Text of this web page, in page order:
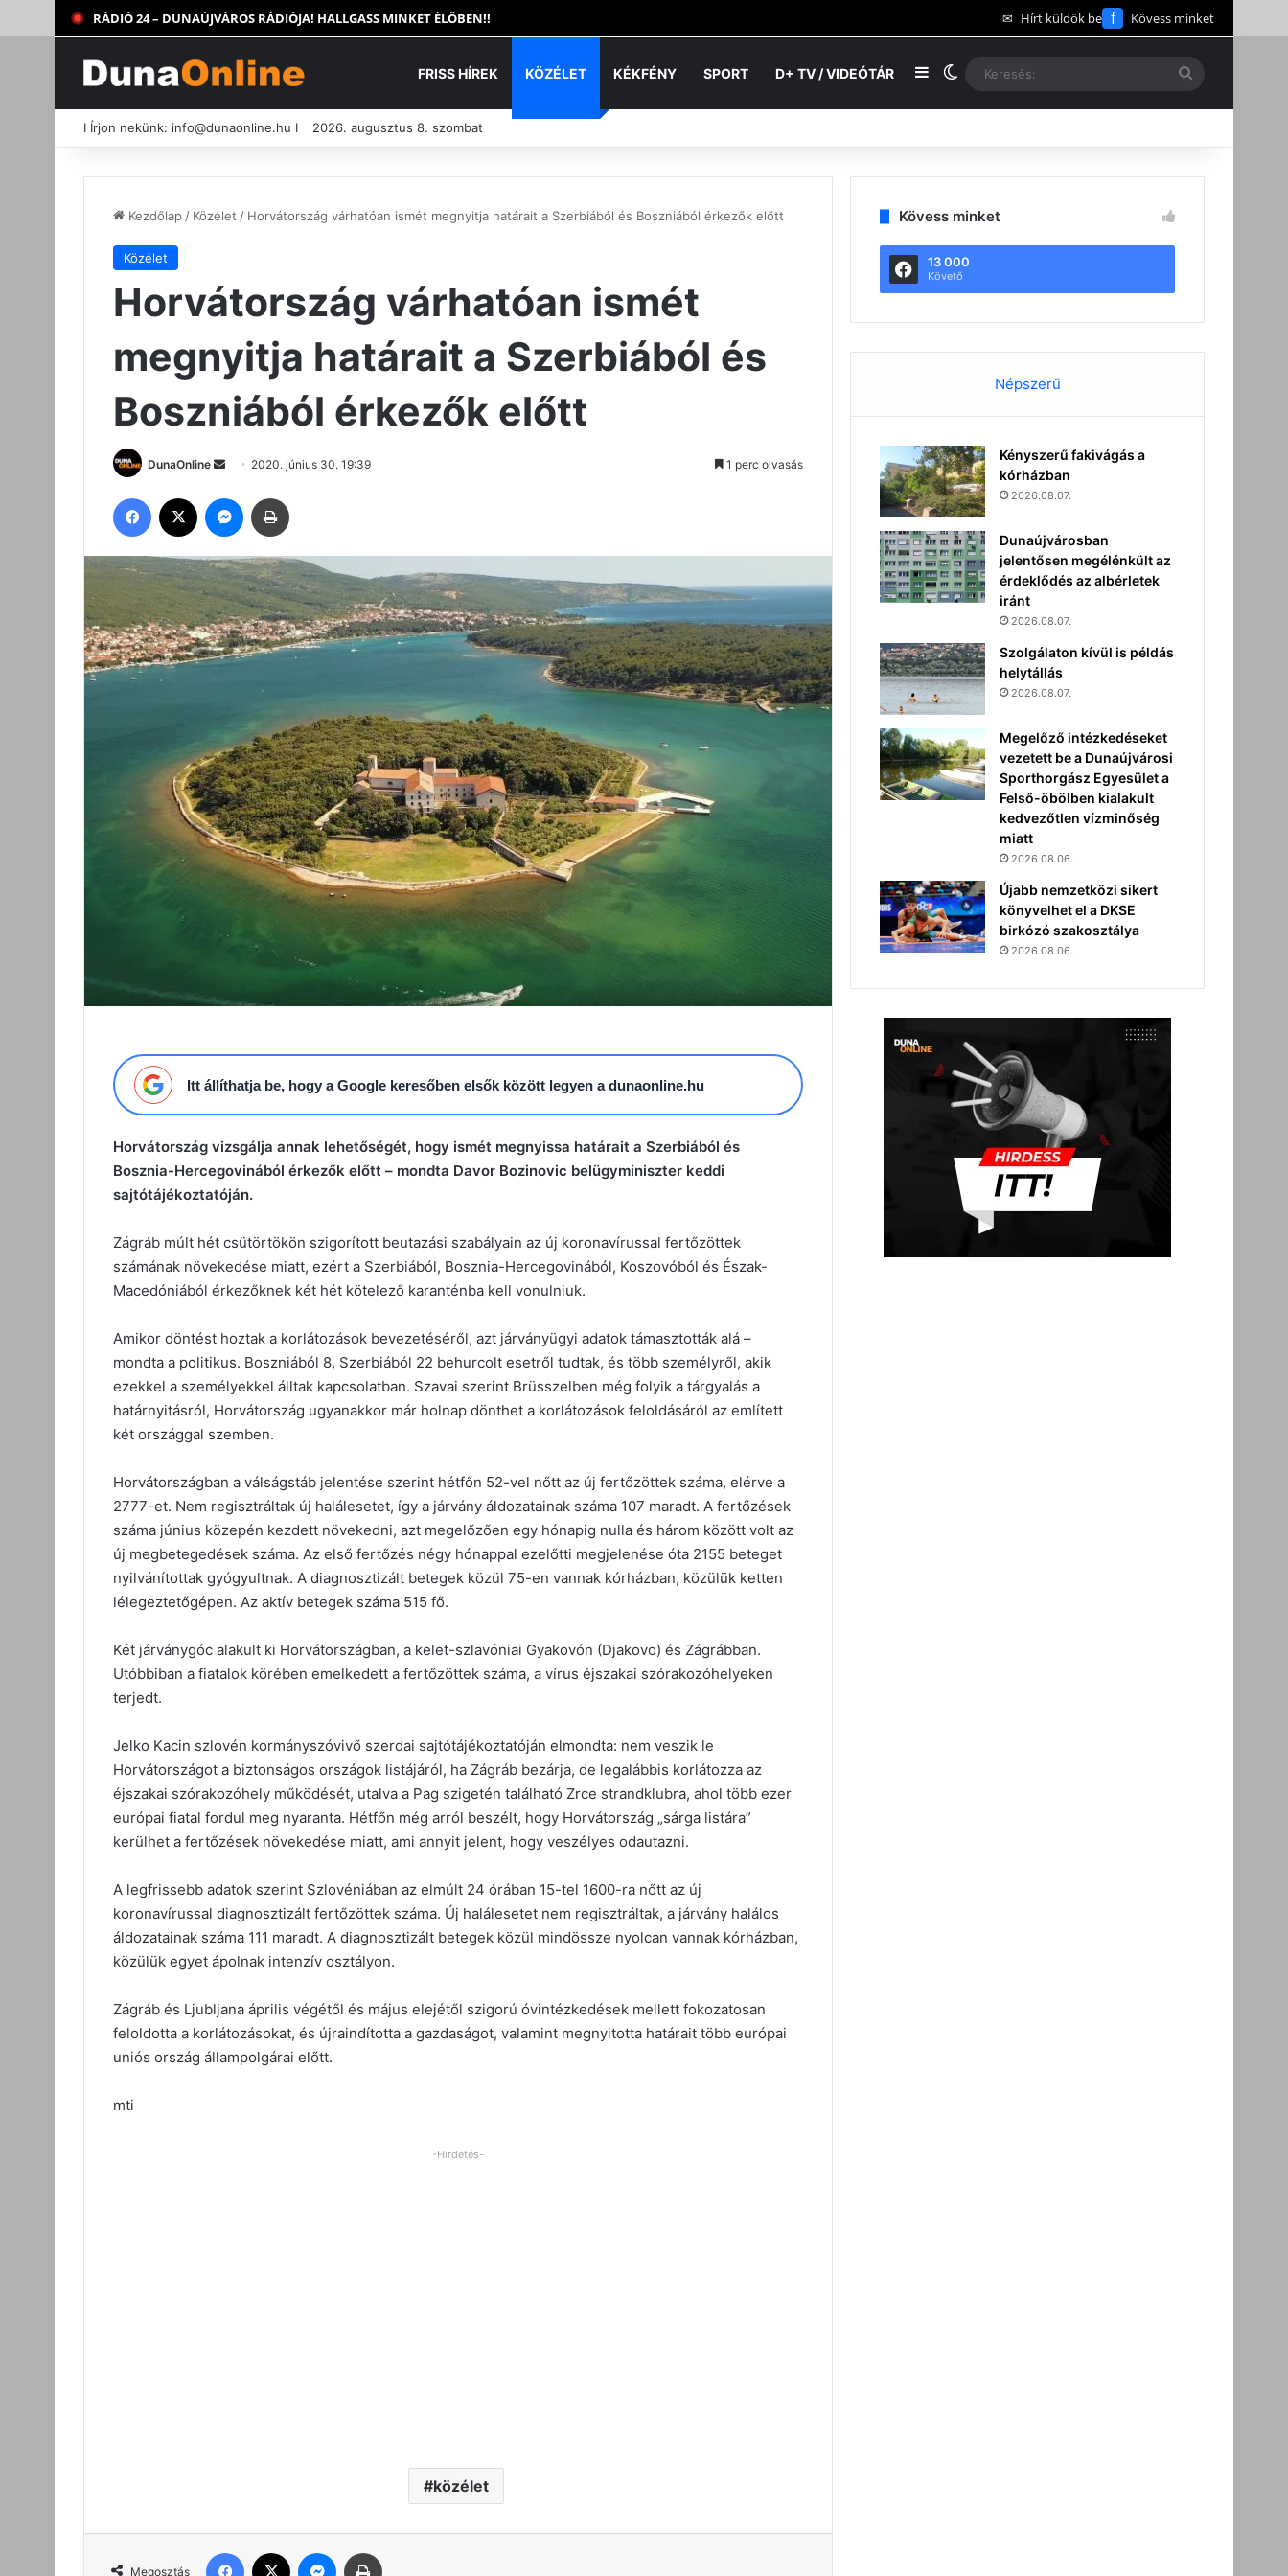
RÁDIÓ 24 – DUNAÚJVÁROS RÁDIÓJA! HALLGASS MINKET ÉLŐBEN!! ✉ Hírt küldök be f Kövess minket
FRISS HÍREK KÖZÉLET KÉKFÉNY SPORT D+ TV / VIDEÓTÁR OldalsávSwitch skin
I Írjon nekünk: info@dunaonline.hu I 2026. augusztus 8. szombat
Kezdőlap / Közélet / Horvátország várhatóan ismét megnyitja határait a Szerbiából és Boszniából érkezők előtt
Közélet
Horvátország várhatóan ismét
megnyitja határait a Szerbiából és
Boszniából érkezők előtt
DunaOnline
Send
email
2020. június 30. 19:39 1 perc olvasás
Facebook Messenger
Itt állíthatja be, hogy a Google keresőben elsők között legyen a dunaonline.hu
Horvátország vizsgálja annak lehetőségét, hogy ismét megnyissa határait a Szerbiából és
Bosznia-Hercegovinából érkezők előtt – mondta Davor Bozinovic belügyminiszter keddi
sajtótájékoztatóján.
Zágráb múlt hét csütörtökön szigorított beutazási szabályain az új koronavírussal fertőzöttek
számának növekedése miatt, ezért a Szerbiából, Bosznia-Hercegovinából, Koszovóból és Észak-
Macedóniából érkezőknek két hét kötelező karanténba kell vonulniuk.
Amikor döntést hoztak a korlátozások bevezetéséről, azt járványügyi adatok támasztották alá –
mondta a politikus. Boszniából 8, Szerbiából 22 behurcolt esetről tudtak, és több személyről, akik
ezekkel a személyekkel álltak kapcsolatban. Szavai szerint Brüsszelben még folyik a tárgyalás a
határnyitásról, Horvátország ugyanakkor már holnap dönthet a korlátozások feloldásáról az említett
két országgal szemben.
Horvátországban a válságstáb jelentése szerint hétfőn 52-vel nőtt az új fertőzöttek száma, elérve a
2777-et. Nem regisztráltak új halálesetet, így a járvány áldozatainak száma 107 maradt. A fertőzések
száma június közepén kezdett növekedni, azt megelőzően egy hónapig nulla és három között volt az
új megbetegedések száma. Az első fertőzés négy hónappal ezelőtti megjelenése óta 2155 beteget
nyilvánítottak gyógyultnak. A diagnosztizált betegek közül 75-en vannak kórházban, közülük ketten
lélegeztetőgépen. Az aktív betegek száma 515 fő.
Két járványgóc alakult ki Horvátországban, a kelet-szlavóniai Gyakovón (Djakovo) és Zágrábban.
Utóbbiban a fiatalok körében emelkedett a fertőzöttek száma, a vírus éjszakai szórakozóhelyeken
terjedt.
Jelko Kacin szlovén kormányszóvivő szerdai sajtótájékoztatóján elmondta: nem veszik le
Horvátországot a biztonságos országok listájáról, ha Zágráb bezárja, de legalábbis korlátozza az
éjszakai szórakozóhely működését, utalva a Pag szigetén található Zrce strandklubra, ahol több ezer
európai fiatal fordul meg nyaranta. Hétfőn még arról beszélt, hogy Horvátország „sárga listára”
kerülhet a fertőzések növekedése miatt, ami annyit jelent, hogy veszélyes odautazni.
A legfrissebb adatok szerint Szlovéniában az elmúlt 24 órában 15-tel 1600-ra nőtt az új
koronavírussal diagnosztizált fertőzöttek száma. Új halálesetet nem regisztráltak, a járvány halálos
áldozatainak száma 111 maradt. A diagnosztizált betegek közül mindössze nyolcan vannak kórházban,
közülük egyet ápolnak intenzív osztályon.
Zágráb és Ljubljana április végétől és május elejétől szigorú óvintézkedések mellett fokozatosan
feloldotta a korlátozásokat, és újraindította a gazdaságot, valamint megnyitotta határait több európai
uniós ország állampolgárai előtt.
mti
-Hirdetés-
közélet
Megosztás
Facebook Messenger
Kövess minket
13 000
Követő
Népszerű
Kényszerű fakivágás a
kórházban
2026.08.07.
Dunaújvárosban
jelentősen megélénkült az
érdeklődés az albérletek
iránt
2026.08.07.
Szolgálaton kívül is példás
helytállás
2026.08.07.
Megelőző intézkedéseket
vezetett be a Dunaújvárosi
Sporthorgász Egyesület a
Felső-öbölben kialakult
kedvezőtlen vízminőség
miatt
2026.08.06.
Újabb nemzetközi sikert
könyvelhet el a DKSE
birkózó szakosztálya
2026.08.06.